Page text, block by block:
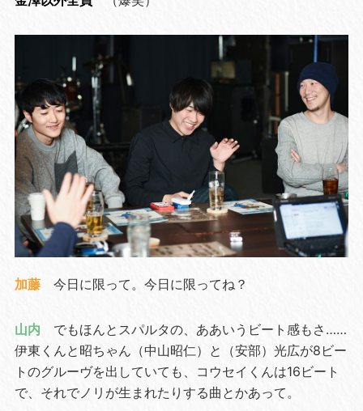
加藤 今日に限って。今日に限ってね？
山内
でもほんとスパルタの、ああいうビート感もさ……
伊東くんと昭ちゃん（中山昭仁）と（安部）光広が8ビー
トのグルーヴを出していても、コウセイくんは16ビート
で、それでノリが生まれたりする曲とかあって。